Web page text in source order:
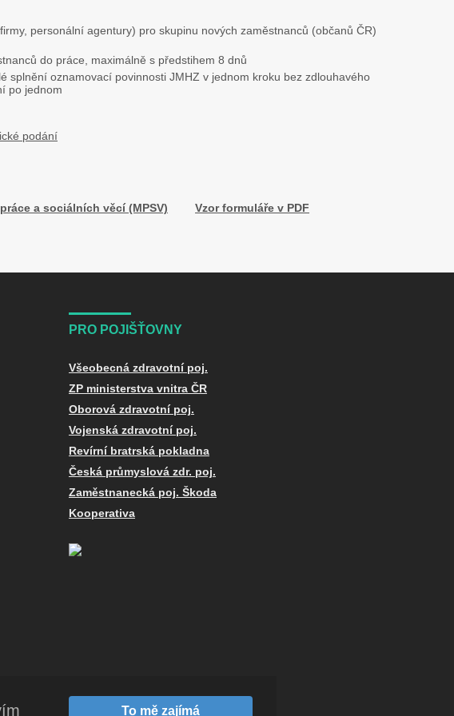
personální agentury) pro skupinu nových zaměstnanců (občanů ČR)
do práce, maximálně s předstihem 8 dnů
splnění oznamovací povinnosti JMHZ v jednom kroku bez zdlouhavého
po jednom
podání
a sociálních věcí (MPSV) Vzor formuláře v PDF
PRO POJIŠŤOVNY
Všeobecná zdravotní poj.
ZP ministerstva vnitra ČR
Oborová zdravotní poj.
Vojenská zdravotní poj.
Revírní bratrská pokladna
Česká průmyslová zdr. poj.
Zaměstnanecká poj. Škoda
Kooperativa
To mě zajímá